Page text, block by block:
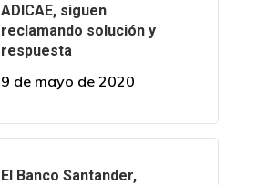
ADICAE, siguen
reclamando solución y
respuesta
9 de mayo de 2020
El Banco Santander,